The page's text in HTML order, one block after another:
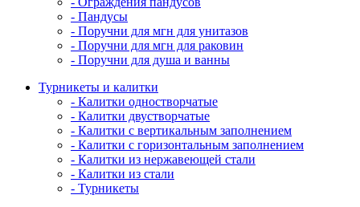
- Пандусы
- Поручни для мгн для унитазов
- Поручни для мгн для раковин
- Поручни для душа и ванны
Турникеты и калитки
- Калитки одностворчатые
- Калитки двустворчатые
- Калитки с вертикальным заполнением
- Калитки с горизонтальным заполнением
- Калитки из нержавеющей стали
- Калитки из стали
- Турникеты